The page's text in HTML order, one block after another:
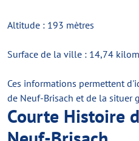
Altitude : 193 mètres
Surface de la ville : 14,74
Ces informations permettent
de Neuf-Brisach et de la situer
Courte Histoire